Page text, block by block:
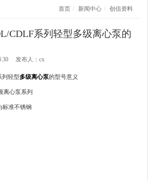
首页 新闻中心 创信资料
CDLF系列轻型多级离心泵的
发布人：cx
列轻型多级离心泵的型号意义
离心泵系列
标准不锈钢